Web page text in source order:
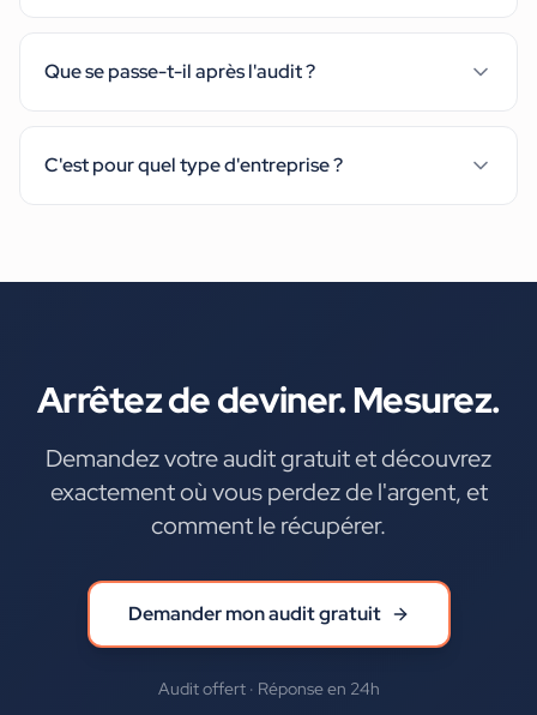
Que se passe-t-il après l'audit ?
C'est pour quel type d'entreprise ?
Arrêtez de deviner. Mesurez.
Demandez votre audit gratuit et découvrez
exactement où vous perdez de l'argent, et
comment le récupérer.
Demander mon audit gratuit
Audit offert · Réponse en 24h